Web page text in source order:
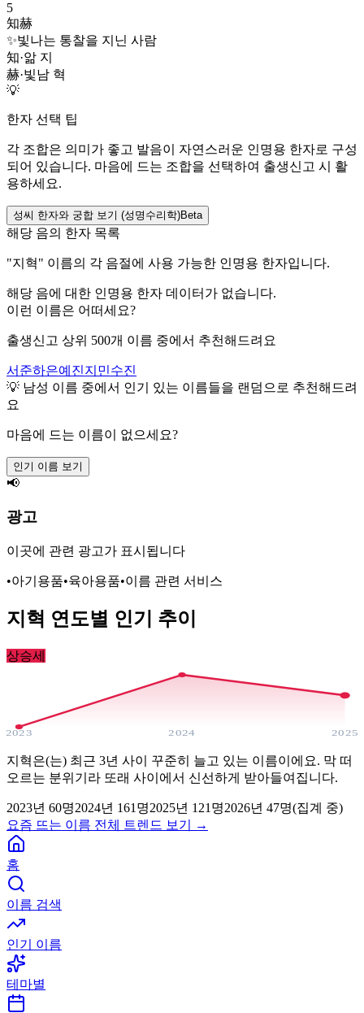
5
知赫
✨빛나는 통찰을 지닌 사람
知·앎 지
赫·빛남 혁
💡
한자 선택 팁
각 조합은 의미가 좋고 발음이 자연스러운 인명용 한자로 구성
되어 있습니다. 마음에 드는 조합을 선택하여 출생신고 시 활
용하세요.
성씨 한자와 궁합 보기 (성명수리학)Beta
해당 음의 한자 목록
"지혁" 이름의 각 음절에 사용 가능한 인명용 한자입니다.
해당 음에 대한 인명용 한자 데이터가 없습니다.
이런 이름은 어떠세요?
출생신고 상위 500개 이름 중에서 추천해드려요
서준하은예진지민수진
💡 남성 이름 중에서 인기 있는 이름들을 랜덤으로 추천해드려
요
마음에 드는 이름이 없으세요?
인기 이름 보기
📢
광고
이곳에 관련 광고가 표시됩니다
•아기용품•육아용품•이름 관련 서비스
지혁 연도별 인기 추이
상승세
2023 2024 2025
지혁은(는) 최근 3년 사이 꾸준히 늘고 있는 이름이에요. 막 떠
오르는 분위기라 또래 사이에서 신선하게 받아들여집니다.
2023년 60명2024년 161 명2025년 121 명2026년 47명(집계 중)
요즘 뜨는 이름 전체 트렌드 보기 →
홈
이름 검색
인기 이름
테마별